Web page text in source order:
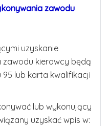
zawodu
uzyskanie
kierowcy będą
lub karta kwalifikacji
lub wykonujący
uzyskać wpis w: